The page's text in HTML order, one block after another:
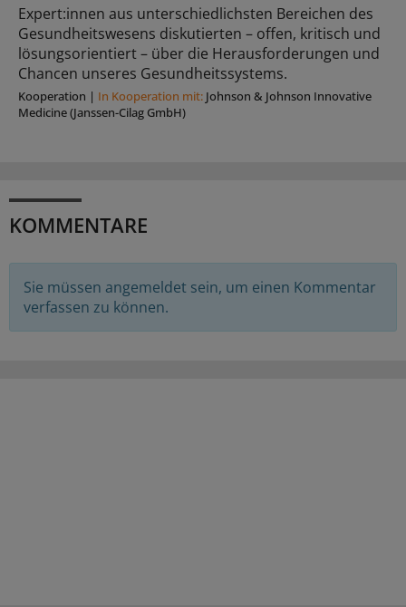
Expert:innen aus unterschiedlichsten Bereichen des
Gesundheitswesens diskutierten – offen, kritisch und
lösungsorientiert – über die Herausforderungen und
Chancen unseres Gesundheitssystems.
Kooperation | In Kooperation mit: Johnson & Johnson Innovative
Medicine (Janssen-Cilag GmbH)
KOMMENTARE
Sie müssen angemeldet sein, um einen Kommentar
verfassen zu können.